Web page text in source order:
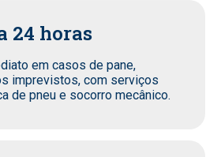
24 horas
em casos de pane,
imprevistos, com serviços
de pneu e socorro mecânico.